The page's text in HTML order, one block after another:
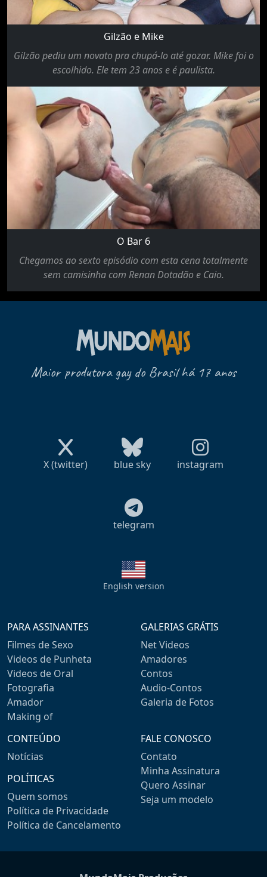
Gilzão e Mike
Gilzão pediu um novato pra chupá-lo até gozar. Mike foi o
escolhido. Ele tem 23 anos e é paulista.
O Bar 6
Chegamos ao sexto episódio com esta cena totalmente
sem camisinha com Renan Dotadão e Caio.
Maior produtora gay do Brasil há 17 anos
X (twitter) blue sky instagram
telegram
English version
PARA ASSINANTES
Filmes de Sexo
Videos de Punheta
Videos de Oral
Fotografia
Amador
Making of
GALERIAS GRÁTIS
Net Videos
Amadores
Contos
Audio-Contos
Galeria de Fotos
CONTEÚDO
Notícias
POLÍTICAS
Quem somos
Política de Privacidade
Política de Cancelamento
FALE CONOSCO
Contato
Minha Assinatura
Quero Assinar
Seja um modelo